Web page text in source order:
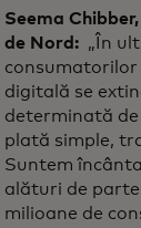
Seema
de Nord: „În
consumatorilor
digitală se
determinată
plată simple,
Suntem
alături de
milioane de